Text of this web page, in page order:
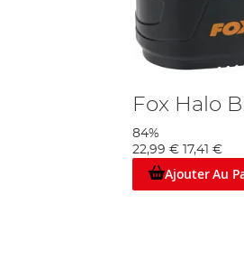
Fox Halo
84%
22,99 € 17,41 €
Ajouter Au